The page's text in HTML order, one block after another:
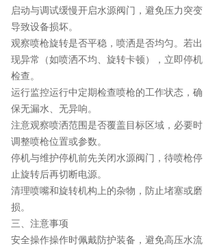
启动与调试缓慢开启水源阀门，避免压力突变
导致设备损坏。
观察喷枪旋转是否平稳，喷洒是否均匀。若出
现异常（如喷洒不均、旋转卡顿），立即停机
检查。
运行监控运行中定期检查喷枪的工作状态，确
保无漏水、无异响。
注意观察喷洒范围是否覆盖目标区域，必要时
调整喷枪位置或参数。
停机与维护停机前先关闭水源阀门，待喷枪停
止旋转后再切断电源。
清理喷嘴和旋转机构上的杂物，防止堵塞或磨
损。
三、注意事项
安全操作操作时佩戴防护装备，避免高压水流